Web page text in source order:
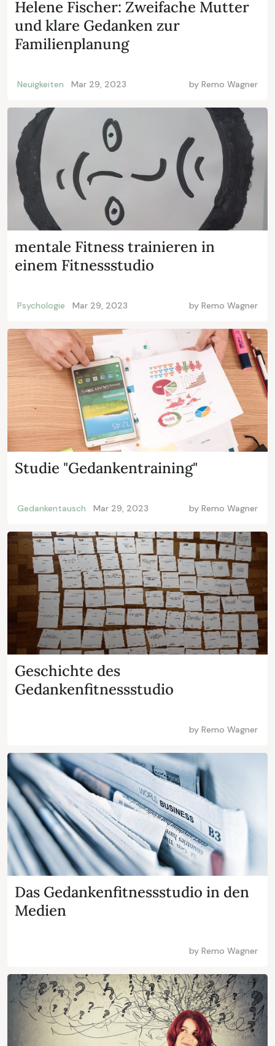
Helene Fischer: Zweifache Mutter
und klare Gedanken zur
Familienplanung
Neuigkeiten Mar 29, 2023 by Remo Wagner
mentale Fitness trainieren in
einem Fitnessstudio
Psychologie Mar 29, 2023 by Remo Wagner
Studie "Gedankentraining"
Gedankentausch Mar 29, 2023 by Remo Wagner
Geschichte des
Gedankenfitnessstudio
by Remo Wagner
Das Gedankenfitnessstudio in den
Medien
by Remo Wagner